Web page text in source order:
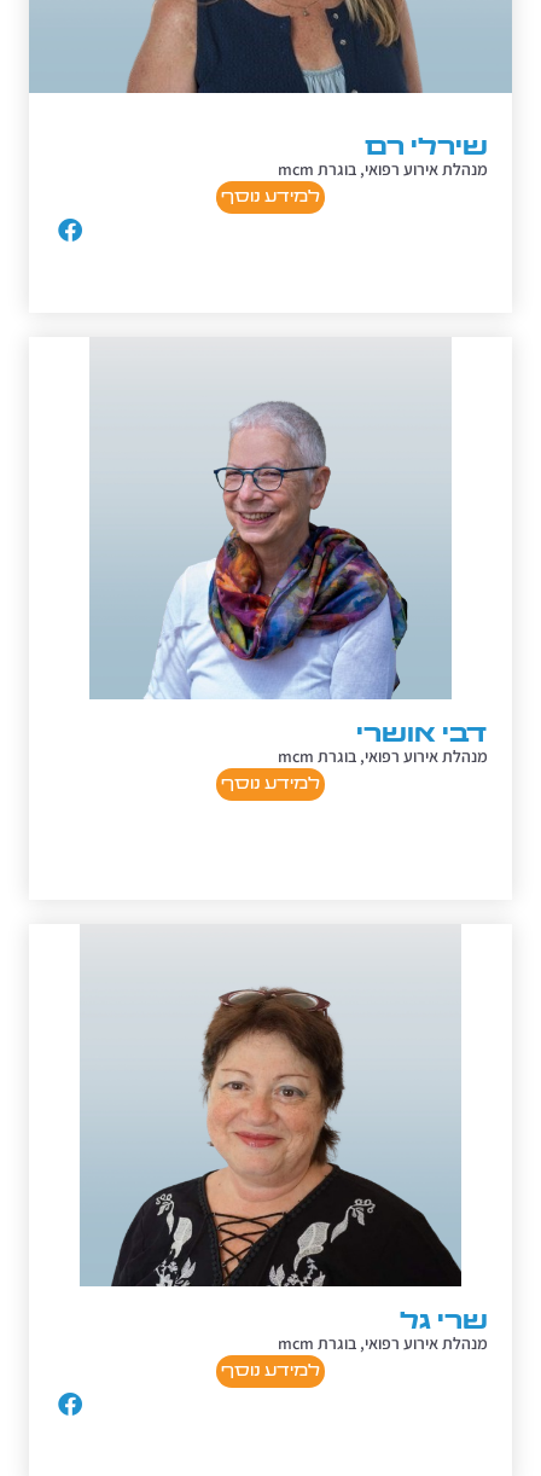
שירלי רם
מנהלת אירוע רפואי, בוגרת mcm
למידע נוסף
דבי אושרי
מנהלת אירוע רפואי, בוגרת mcm
למידע נוסף
שרי גל
מנהלת אירוע רפואי, בוגרת mcm
למידע נוסף